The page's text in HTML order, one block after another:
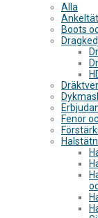
Alla
Boots
Fenor